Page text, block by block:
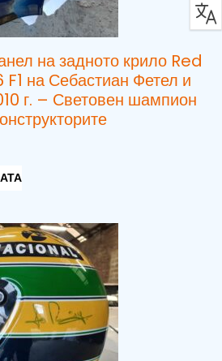
на задното крило Red
на Себастиан Фетел и
г. – Световен шампион